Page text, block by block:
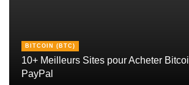
BITCOIN (BTC)
10+ Meilleurs Sites pour Acheter
PayPal